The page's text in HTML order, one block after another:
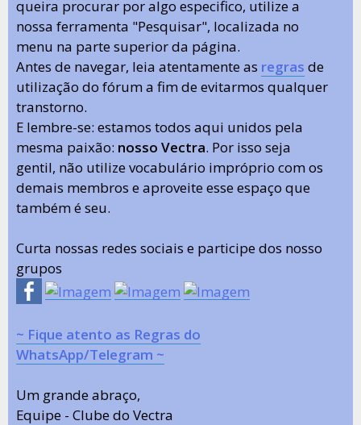
queira procurar por algo especifico, utilize a
nossa ferramenta "Pesquisar", localizada no
menu na parte superior da página.
Antes de navegar, leia atentamente as regras de
utilização do fórum a fim de evitarmos qualquer
transtorno.
E lembre-se: estamos todos aqui unidos pela
mesma paixão: nosso Vectra. Por isso seja
gentil, não utilize vocabulário impróprio com os
demais membros e aproveite esse espaço que
também é seu.
Curta nossas redes sociais e participe dos nosso
grupos
~ Fique atento as Regras do
WhatsApp/Telegram ~
Um grande abraço,
Equipe - Clube do Vectra